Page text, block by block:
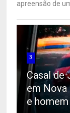
apreensão de
3
Casal de
em Nova
e